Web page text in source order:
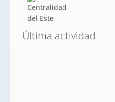
Última actividad